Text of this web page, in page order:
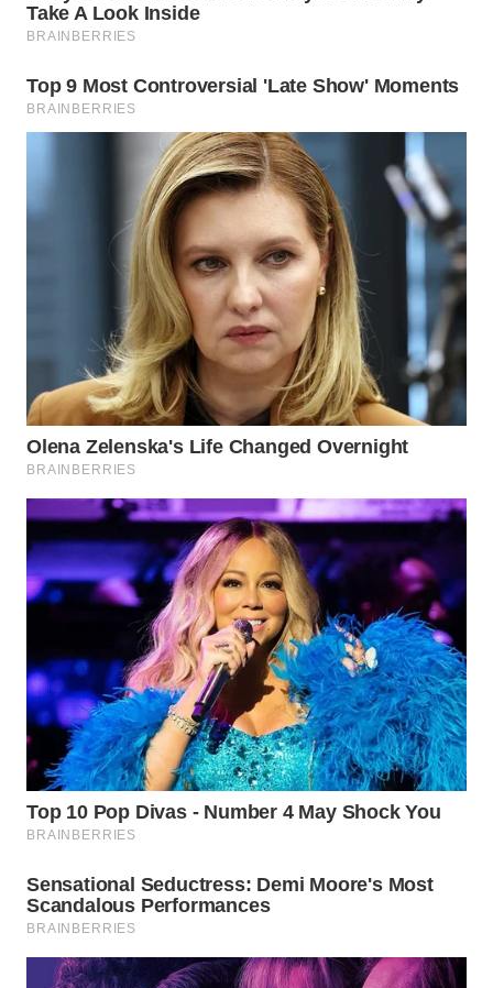
LANGKAT
TAPANULI
SELATAN
WN
SIMALUNGUN
WN
LABUHANBATU
WN
TAPANULI
TENGAH
SERDANG
WN
TEBING
TINGGI
WN
PAKPAK
WN
KARAWANG
WN